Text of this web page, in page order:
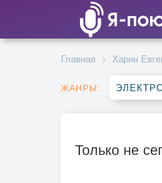
Главная Харин
ЖАНРЫ:
Только не